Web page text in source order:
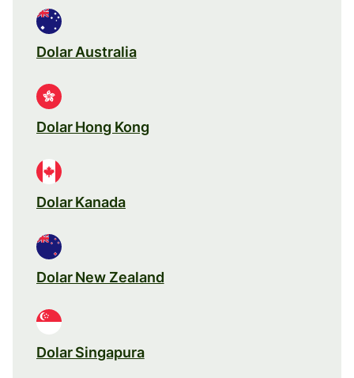
Dolar Australia
Dolar Hong Kong
Dolar Kanada
Dolar New Zealand
Dolar Singapura